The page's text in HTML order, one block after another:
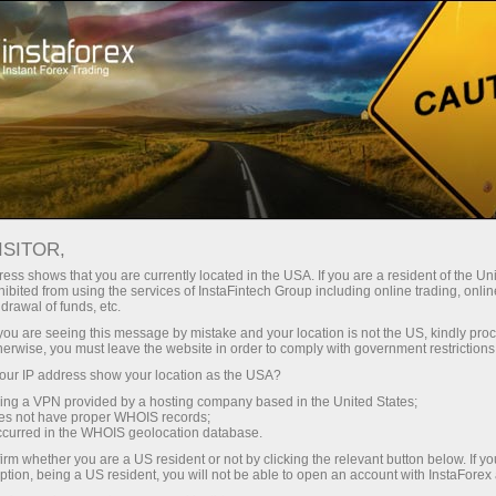
Начинающим Как начать зарабатывать
Как начать торговать на
Форекс новичку?
Екатерина Стихина
Директор ИнстаФорекс - ТВ*
3 бесплатных занятия от ИнстаФорекс -
ваши первые шаги к прибыли на Форекс!
Записаться на курс
shows that you are currently located in the USA. If you are a resident of the
from using the services of InstaFintech Group including online trading,
of funds, etc.
are seeing this message by mistake and your location is not the US, kindly
you must leave the website in order to comply with government
IP address show your location as the USA?
a VPN provided by a hosting company based in the United States;
not have proper WHOIS records;
in the WHOIS geolocation database.
whether you are a US resident or not by clicking the relevant button below. If
being a US resident, you will not be able to open an account with InstaForex